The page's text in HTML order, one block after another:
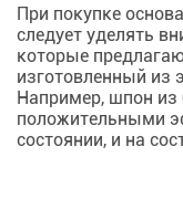
При покупке
следует уделять
которые
изготовленный из
Например, шпон из
положительными
состоянии, и на